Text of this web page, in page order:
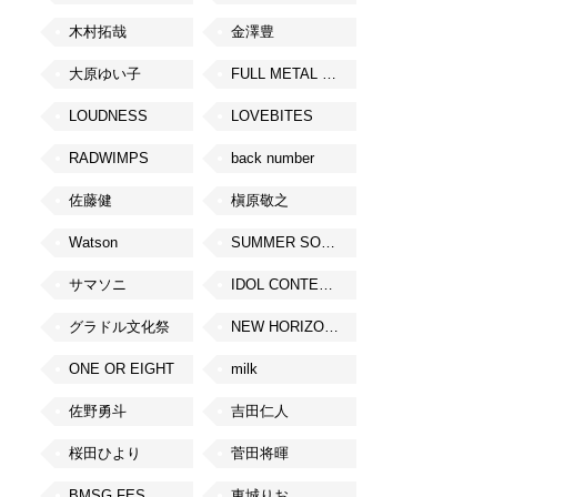
木村拓哉 金澤豊
大原ゆい子 FULL METAL JAPAN 2026
LOUDNESS LOVEBITES
RADWIMPS back number
佐藤健 槇原敬之
Watson SUMMER SONIC
サマソニ IDOL CONTENT EXPO
グラドル文化祭 NEW HORIZON FEST
ONE OR EIGHT milk
佐野勇斗 吉田仁人
桜田ひより 菅田将暉